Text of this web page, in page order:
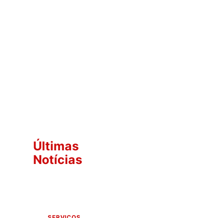
Últimas
Notícias